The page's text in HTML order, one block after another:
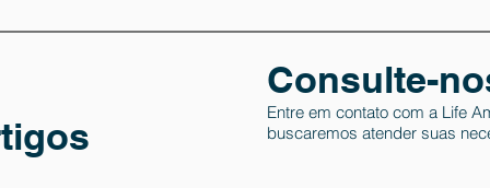
Consulte-
Entre em contato com a Life
buscaremos atender suas